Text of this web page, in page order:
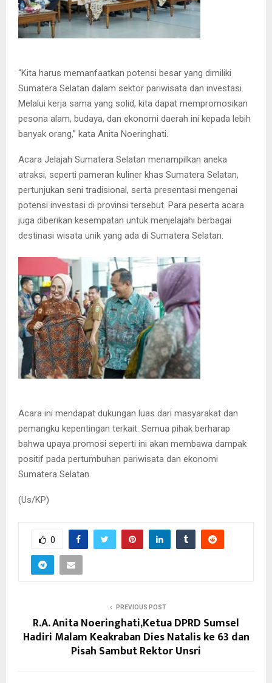
“Kita harus memanfaatkan potensi besar yang dimiliki
Sumatera Selatan dalam sektor pariwisata dan investasi.
Melalui kerja sama yang solid, kita dapat mempromosikan
pesona alam, budaya, dan ekonomi daerah ini kepada lebih
banyak orang,” kata Anita Noeringhati.
Acara Jelajah Sumatera Selatan menampilkan aneka
atraksi, seperti pameran kuliner khas Sumatera Selatan,
pertunjukan seni tradisional, serta presentasi mengenai
potensi investasi di provinsi tersebut. Para peserta acara
juga diberikan kesempatan untuk menjelajahi berbagai
destinasi wisata unik yang ada di Sumatera Selatan.
Acara ini mendapat dukungan luas dari masyarakat dan
pemangku kepentingan terkait. Semua pihak berharap
bahwa upaya promosi seperti ini akan membawa dampak
positif pada pertumbuhan pariwisata dan ekonomi
Sumatera Selatan.
(Us/KP)
0
PREVIOUS POST
R.A. Anita Noeringhati,Ketua DPRD Sumsel
Hadiri Malam Keakraban Dies Natalis ke 63 dan
Pisah Sambut Rektor Unsri